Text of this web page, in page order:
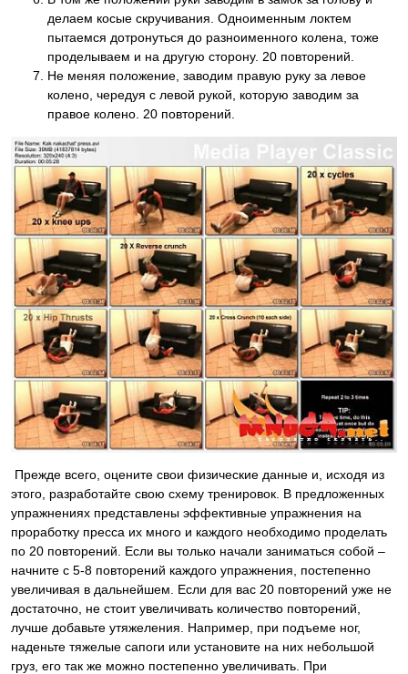
делаем косые скручивания. Одноименным локтем
пытаемся дотронуться до разноименного колена, тоже
проделываем и на другую сторону. 20 повторений.
Не меняя положение, заводим правую руку за левое
колено, чередуя с левой рукой, которую заводим за
правое колено. 20 повторений.
Прежде всего, оцените свои физические данные и, исходя из
этого, разработайте свою схему тренировок. В предложенных
упражнениях представлены эффективные упражнения на
проработку пресса их много и каждого необходимо проделать
по 20 повторений. Если вы только начали заниматься собой –
начните с 5-8 повторений каждого упражнения, постепенно
увеличивая в дальнейшем. Если для вас 20 повторений уже не
достаточно, не стоит увеличивать количество повторений,
лучше добавьте утяжеления. Например, при подъеме ног,
наденьте тяжелые сапоги или установите на них небольшой
груз, его так же можно постепенно увеличивать. При